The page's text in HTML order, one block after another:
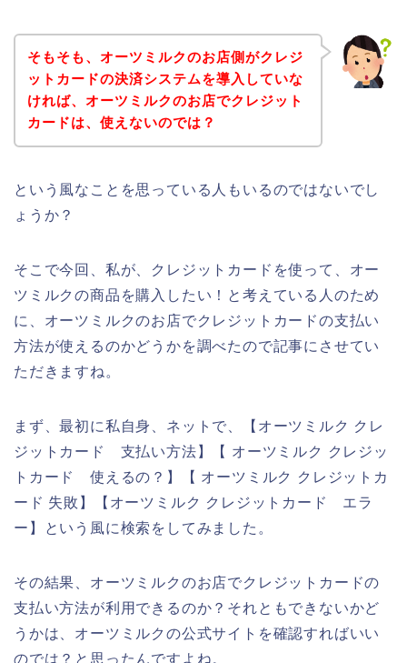
そもそも、オーツミルクのお店側がクレジ
ットカードの決済システムを導入していな
ければ、オーツミルクのお店でクレジット
カードは、使えないのでは？
という風なことを思っている人もいるのではないでし
ょうか？
そこで今回、私が、クレジットカードを使って、オー
ツミルクの商品を購入したい！と考えている人のため
に、オーツミルクのお店でクレジットカードの支払い
方法が使えるのかどうかを調べたので記事にさせてい
ただきますね。
まず、最初に私自身、ネットで、【オーツミルク クレ
ジットカード 支払い方法】【 オーツミルク クレジッ
トカード 使えるの？】【 オーツミルク クレジットカ
ード 失敗】【オーツミルク クレジットカード エラ
ー】という風に検索をしてみました。
その結果、オーツミルクのお店でクレジットカードの
支払い方法が利用できるのか？それともできないかど
うかは、オーツミルクの公式サイトを確認すればいい
のでは？と思ったんですよね。